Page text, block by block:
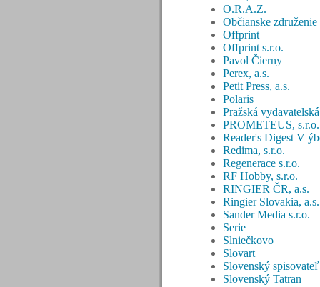
O.R.A.Z.
Občianske
Offprint
Offprint s.r.o.
Pavol Čierny
Perex, a.s.
Petit Press, a.s.
Polaris
Pražská
PROMETEUS, s.r.o.
Reader's Digest V
Redima, s.r.o.
Regenerace s.r.o.
RF Hobby, s.r.o.
RINGIER ČR, a.s.
Ringier Slovakia, a.s.
Sander Media s.r.o.
Serie
Slniečkovo
Slovart
Slovenský
Slovenský Tatran